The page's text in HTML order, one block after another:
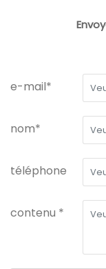
e-mail*
nom*
téléphone
contenu *